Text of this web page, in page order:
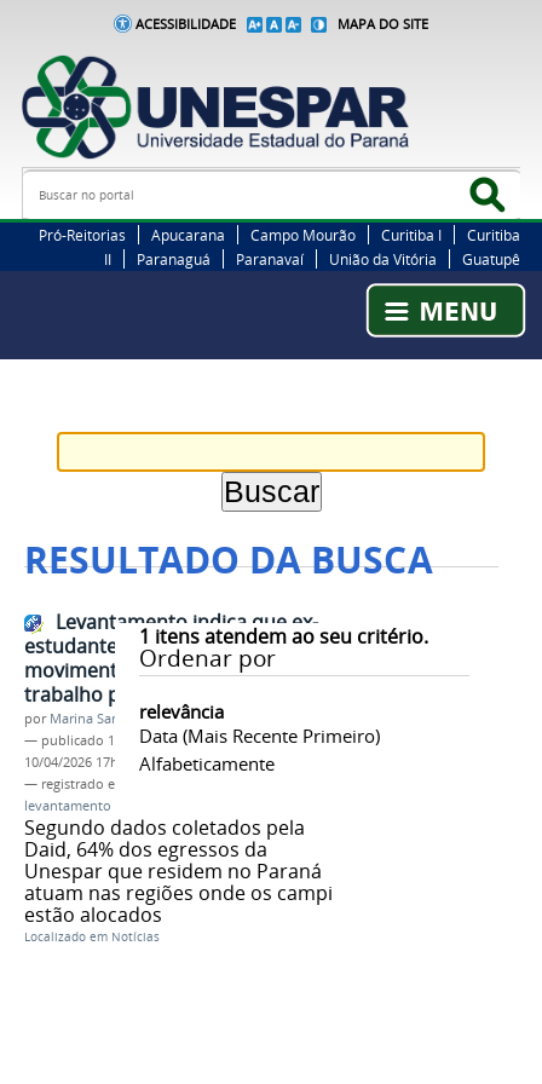
ACESSIBILIDADE MAPA DO SITE
Busca
Pró-Reitorias Apucarana Campo Mourão Curitiba I
Curitiba
II
Paranaguá Paranavaí União da Vitória Guatupê
RESULTADO DA BUSCA
1 itens atendem ao seu critério.
Ordenar por
relevância
Data (mais Recente Primeiro)
Alfabeticamente
Levantamento indica que ex-
estudantes da Unespar
movimentam mercado de
trabalho paranaense
por Marina Santos Daum
— publicado 10/04/2026 —última modificação
10/04/2026 17h02
— registrado em:
levantamento
Segundo dados coletados pela
Daid, 64% dos egressos da
Unespar que residem no Paraná
atuam nas regiões onde os campi
estão alocados
Localizado em Notícias